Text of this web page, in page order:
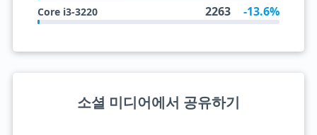
Core i3-3220 2263 -13.6%
소셜 미디어에서 공유하기